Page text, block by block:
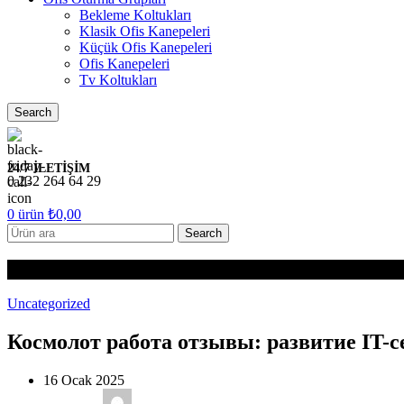
Bekleme Koltukları
Klasik Ofis Kanepeleri
Küçük Ofis Kanepeleri
Ofis Kanepeleri
Tv Koltukları
Search
24/7 İLETİŞİM
0 232 264 64 29
0 ürün ₺0,00
Search
Uncategorized
Космолот работа отзывы: развитие IT-
16 Ocak 2025